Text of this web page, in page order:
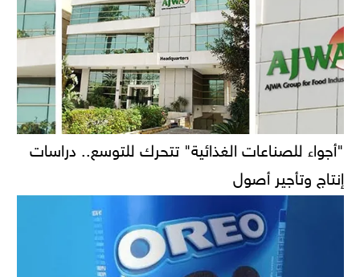
"أجواء للصناعات الغذائية" تتحرك للتوسع.. دراسات
إنتاج وتأجير أصول